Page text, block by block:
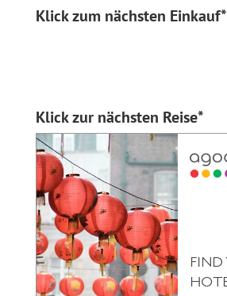
Klick zum nächsten Einkauf*
Klick zur nächsten Reise*